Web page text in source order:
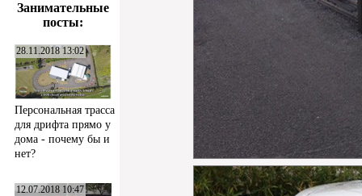
Занимательные
посты:
28.11.2018 13:02
Персональная трасса
для дрифта прямо у
дома - почему бы и
нет?
12.07.2018 10:47